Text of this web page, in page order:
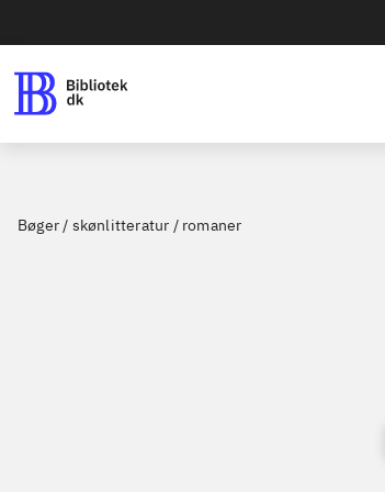
Bøger / skønlitteratur / romaner